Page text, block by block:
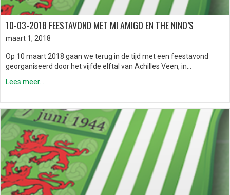
10-03-2018 FEESTAVOND MET MI AMIGO EN THE NINO’S
maart 1, 2018
Op 10 maart 2018 gaan we terug in de tijd met een feestavond
georganiseerd door het vijfde elftal van Achilles Veen, in…
Lees meer...